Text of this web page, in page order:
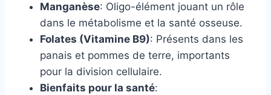
Manganèse: Oligo-élément jouant un rôle
dans le métabolisme et la santé osseuse.
Folates (Vitamine B9): Présents dans les
panais et pommes de terre, importants
pour la division cellulaire.
Bienfaits pour la santé: